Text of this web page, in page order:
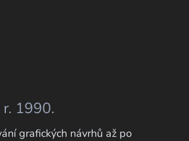
1990.
grafických návrhů až po